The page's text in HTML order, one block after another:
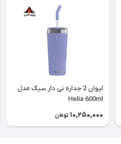
لیوان 2 جداره نی دار سیگ مدل
Helia 600ml
10,250,000 تومان